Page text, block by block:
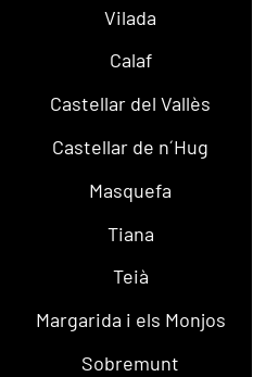
Vilada
Calaf
Castellar del Vallès
Castellar de n´Hug
Masquefa
Tiana
Teià
Margarida i els Monjos
Sobremunt